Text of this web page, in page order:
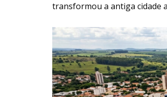
transformou a antiga cidade